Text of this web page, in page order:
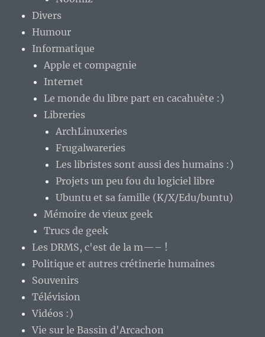
Divers
Humour
Informatique
Apple et compagnie
Internet
Le monde du libre part en cacahuète :)
Libreries
ArchLinuxeries
Frugalwareries
Les libristes sont aussi des humains :)
Projets un peu fou du logiciel libre
Ubuntu et sa famille (K/X/Edu/buntu)
Mémoire de vieux geek
Trucs de geek
Les DRMS, c'est de la m—– !
Politique et autres crétinerie humaines
Souvenirs
Télévision
Vidéos :)
Vie sur le Bassin d'Arcachon